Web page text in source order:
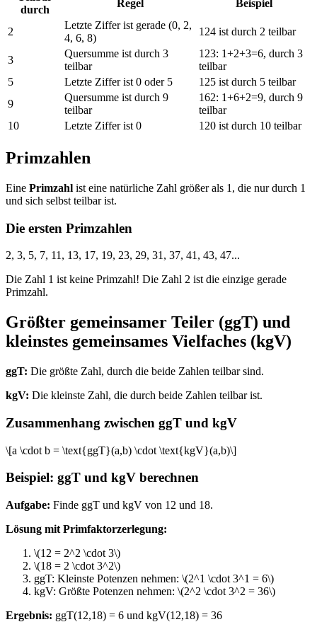
durch
Regel Beispiel
2
Letzte Ziffer ist gerade (0, 2,
4, 6, 8)
124 ist durch 2 teilbar
3
Quersumme ist durch 3
teilbar
123: 1+2+3=6, durch 3
teilbar
5
Letzte Ziffer ist 0 oder 5
125 ist durch 5 teilbar
9
Quersumme ist durch 9
teilbar
162: 1+6+2=9, durch 9
teilbar
10
Letzte Ziffer ist 0 120 ist durch 10 teilbar
Primzahlen
Eine Primzahl ist eine natürliche Zahl größer als 1, die nur durch 1
und sich selbst teilbar ist.
Die ersten Primzahlen
2, 3, 5, 7, 11, 13, 17, 19, 23, 29, 31, 37, 41, 43, 47...
Die Zahl 1 ist keine Primzahl! Die Zahl 2 ist die einzige gerade
Primzahl.
Größter gemeinsamer Teiler (ggT) und
kleinstes gemeinsames Vielfaches (kgV)
ggT: Die größte Zahl, durch die beide Zahlen teilbar sind.
kgV: Die kleinste Zahl, die durch beide Zahlen teilbar ist.
Zusammenhang zwischen ggT und kgV
\[a \cdot b = \text{ggT}(a,b) \cdot \text{kgV}(a,b)\]
Beispiel: ggT und kgV berechnen
Aufgabe: Finde ggT und kgV von 12 und 18.
Lösung mit Primfaktorzerlegung:
\(12 = 2^2 \cdot 3\)
\(18 = 2 \cdot 3^2\)
ggT: Kleinste Potenzen nehmen: \(2^1 \cdot 3^1 = 6\)
kgV: Größte Potenzen nehmen: \(2^2 \cdot 3^2 = 36\)
Ergebnis: ggT(12,18) = 6 und kgV(12,18) = 36